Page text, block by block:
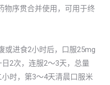
物序贯合并使用，可用于终
或进食2小时后，口服25mg
2次，连服2～3天，总量
时，第3～4天清晨口服米